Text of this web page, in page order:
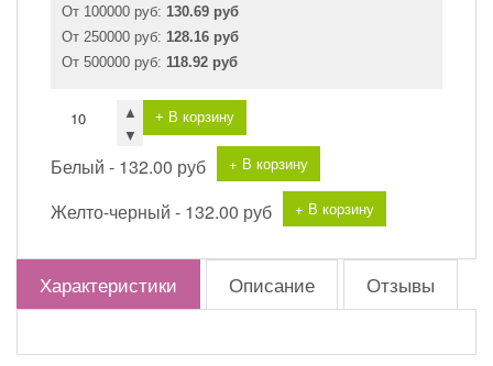
От 100000 руб: 130.69 руб
От 250000 руб: 128.16 руб
От 500000 руб: 118.92 руб
▲
▼
+ В корзину
Белый - 132.00 руб + В корзину
Желто-черный - 132.00 руб + В корзину
Характеристики Описание Отзывы